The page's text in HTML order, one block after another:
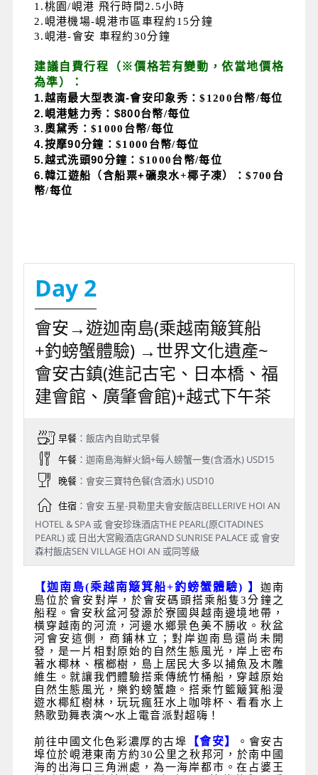
1.桃園/峴港 飛行時間2.5小時
2.峴港機場-峴港市區車程約15分鐘
3.峴港-會安 車程約30分鐘
建議自費行程（※價格若有變動，依當地價格
為準）：
1.越南最大型表演-會安印象秀：$1200台幣/每位
2.峴港魅力秀：$800台幣/每位
3.奧黛秀：$1000台幣/每位
4.按摩90分鐘：$1000台幣/每位
5.越式洗頭90分鐘：$1000台幣/每位
6.韓江遊船（含船票+礦泉水+椰子凍）：$700台
幣/每位
Day 2
會安→遊迦南島(乘越南簸箕船
+釣螃蟹體驗) →世界文化遺產~
會安古鎮(進記古宅、日本橋、福
建會館、廣肇會館)+越式下午茶
早餐：飯店內自助式早餐
午餐：迦南島海鮮火鍋+每人螃蟹一隻(含酒水) USD15
晚餐：會安三寶特色餐(含酒水) USD10
住宿：會安 五星-貝勒里夫會安飯店BELLERIVE HOI AN
HOTEL & SPA 或 會安珍珠酒店THE PEARL(原CITADINES
PEARL) 或 日出大宮殿酒店GRAND SUNRISE PALACE 或 會安
森村飯店SEN VILLAGE HOI AN 或同等級
【迦南島(乘越南簸箕船+釣螃蟹體驗) 】 迦南
島位於會安對岸，於會安碼頭搭乘船隻3分鐘之
船程。會安秋盆河發源於寮國與越南邊境地帶，
橫穿越南的河流，河邊水鄉景色美不勝收。秋盆
河會安這側，商鋪林立；對岸迦南島還尚未開
發，是一片相對原始的自然生態風光，岸上密布
著水椰林、檳榔樹，島上居民大多以捕魚及木雕
維生。就讓我們體驗搭乘傳統竹桶船，穿越原始
自然生態風光，樂釣螃蟹趣。搭乘竹籃簸箕船漫
遊水椰紅樹林，玩玩瘋狂水上咖啡杯、看看水上
熱歌勁舞表演～水上電音派對超嗨！
前往中國文化色彩濃厚的古埠 【會安】
。會安古
埠位於峴港東南方約30公里之秋邦河，於南中國
海的出海口三角洲處，為一海岸都市。在占婆王